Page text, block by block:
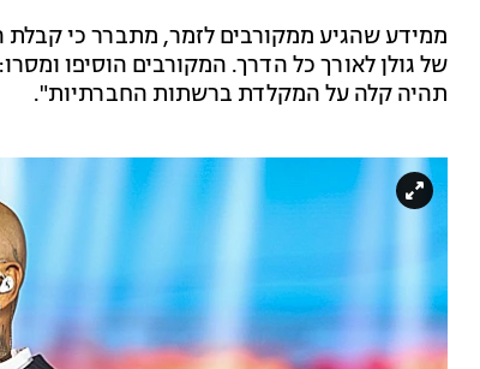
ממידע שהגיע ממקורבים לזמר, מתברר כי
של גולן לאורך כל הדרך. המקורבים הוסיפו
תהיה קלה על המקלדת ברשתות החברתיות".